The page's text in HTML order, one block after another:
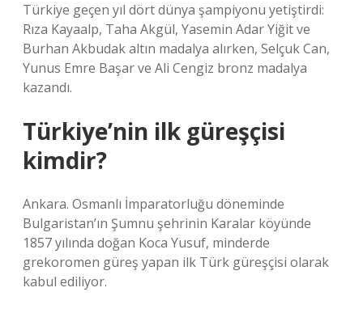
Türkiye geçen yıl dört dünya şampiyonu yetiştirdi:
Rıza Kayaalp, Taha Akgül, Yasemin Adar Yiğit ve
Burhan Akbudak altın madalya alırken, Selçuk Can,
Yunus Emre Başar ve Ali Cengiz bronz madalya
kazandı.
Türkiye’nin ilk güreşçisi
kimdir?
Ankara. Osmanlı İmparatorluğu döneminde
Bulgaristan’ın Şumnu şehrinin Karalar köyünde
1857 yılında doğan Koca Yusuf, minderde
grekoromen güreş yapan ilk Türk güreşçisi olarak
kabul ediliyor.